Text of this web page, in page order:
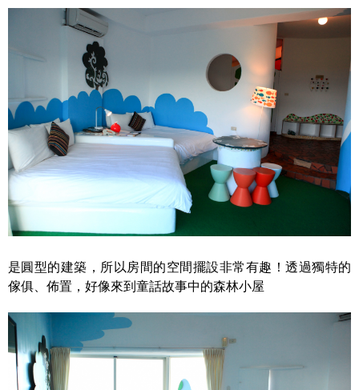
是圓型的建築，所以房間的空間擺設非常有趣！透過獨特的
傢俱、佈置，好像來到童話故事中的森林小屋